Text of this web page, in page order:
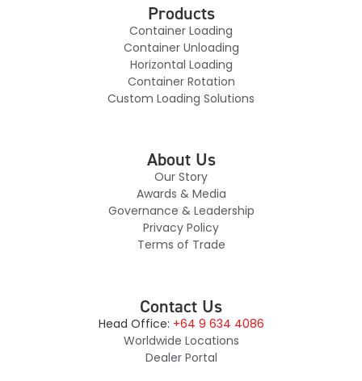
Products
Container Loading
Container Unloading
Horizontal Loading
Container Rotation
Custom Loading Solutions
About Us
Our Story
Awards & Media
Governance & Leadership
Privacy Policy
Terms of Trade
Contact Us
Head Office: +64 9 634 4086
Worldwide Locations
Dealer Portal